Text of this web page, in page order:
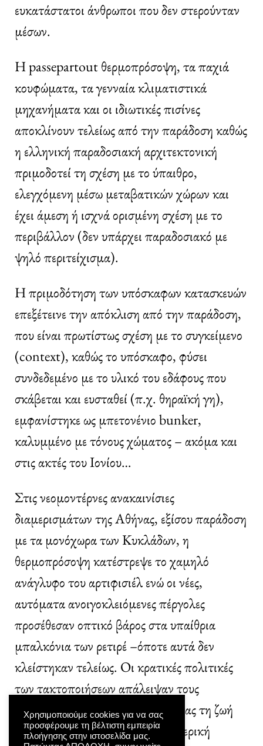
ευκατάστατοι άνθρωποι που δεν στερούνταν
μέσων.
Η passepartout θερμοπρόσοψη, τα παχιά
κουφώματα, τα γενναία κλιματιστικά
μηχανήματα και οι ιδιωτικές πισίνες
αποκλίνουν τελείως από την παράδοση καθώς
η ελληνική παραδοσιακή αρχιτεκτονική
πριμοδοτεί τη σχέση με το ύπαιθρο,
ελεγχόμενη μέσω μεταβατικών χώρων και
έχει άμεση ή ισχνά ορισμένη σχέση με το
περιβάλλον (δεν υπάρχει παραδοσιακό με
ψηλό περιτείχισμα).
Η πριμοδότηση των υπόσκαφων κατασκευών
επεξέτεινε την απόκλιση από την παράδοση,
που είναι πρωτίστως σχέση με το συγκείμενο
(context), καθώς το υπόσκαφο, φύσει
συνδεδεμένο με το υλικό του εδάφους που
σκάβεται και ευσταθεί (π.χ. θηραϊκή γη),
εμφανίστηκε ως μπετονένιο bunker,
καλυμμένο με τόνους χώματος – ακόμα και
στις ακτές του Ιονίου…
Στις νεομοντέρνες ανακαινίσιες
διαμερισμάτων της Αθήνας, εξίσου παράδοση
με τα μονόχωρα των Κυκλάδων, η
θερμοπρόσοψη κατέστρεψε το χαμηλό
ανάγλυφο του αρτιφισιέλ ενώ οι νέες,
αυτόματα ανοιγοκλειόμενες πέργολες
προσέθεσαν οπτικό βάρος στα υπαίθρια
μπαλκόνια των ρετιρέ –όποτε αυτά δεν
κλείστηκαν τελείως. Οι κρατικές πολιτικές
των τακτοποιήσεων απάλειψαν τους
ενδιάμεσους χώρους μετατρέποντας τη ζωή
στην πόλη σε αποκλειστικά εσωτερική
Χρησιμοποιούμε cookies για να σας
προσφέρουμε τη βέλτιστη εμπειρία
πλοήγησης στην ιστοσελίδα μας.